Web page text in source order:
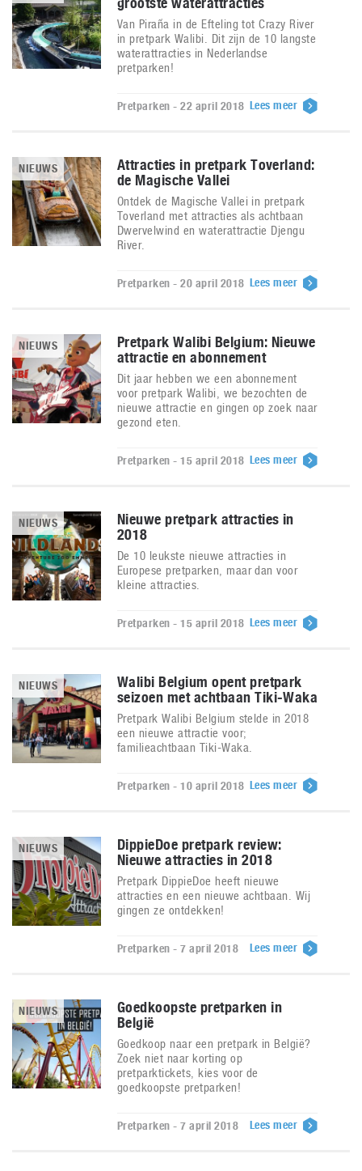
Van Piraña in de Efteling tot Crazy River
in pretpark Walibi. Dit zijn de 10 langste
waterattracties in Nederlandse
pretparken!
Pretparken - 22 april 2018 Lees meer
NIEUWS
Attracties in pretpark Toverland:
de Magische Vallei
Ontdek de Magische Vallei in pretpark
Toverland met attracties als achtbaan
Dwervelwind en waterattractie Djengu
River.
Pretparken - 20 april 2018 Lees meer
NIEUWS
Pretpark Walibi Belgium: Nieuwe
attractie en abonnement
Dit jaar hebben we een abonnement
voor pretpark Walibi, we bezochten de
nieuwe attractie en gingen op zoek naar
gezond eten.
Pretparken - 15 april 2018 Lees meer
NIEUWS
Nieuwe pretpark attracties in
2018
De 10 leukste nieuwe attracties in
Europese pretparken, maar dan voor
kleine attracties.
Pretparken - 15 april 2018 Lees meer
NIEUWS
Walibi Belgium opent pretpark
seizoen met achtbaan Tiki-Waka
Pretpark Walibi Belgium stelde in 2018
een nieuwe attractie voor;
familieachtbaan Tiki-Waka.
Pretparken - 10 april 2018 Lees meer
NIEUWS
DippieDoe pretpark review:
Nieuwe attracties in 2018
Pretpark DippieDoe heeft nieuwe
attracties en een nieuwe achtbaan. Wij
gingen ze ontdekken!
Pretparken - 7 april 2018 Lees meer
NIEUWS
Goedkoopste pretparken in
België
Goedkoop naar een pretpark in België?
Zoek niet naar korting op
pretparktickets, kies voor de
goedkoopste pretparken!
Pretparken - 7 april 2018 Lees meer